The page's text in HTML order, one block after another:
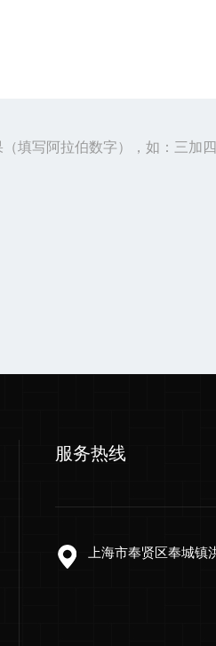
填写阿拉伯数字），如：三加
服务热线
上海市奉贤区奉城镇